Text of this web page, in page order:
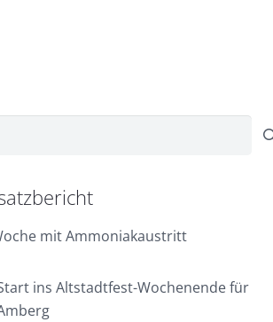
mit Ammoniakaustritt
ins Altstadtfest-Wochenende für